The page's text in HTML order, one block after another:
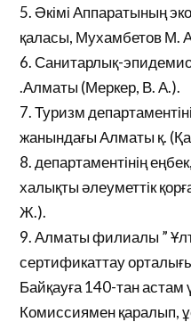
5. Әкімі Аппаратының
қаласы, Мухамбетов М.
6. Санитарлық-
.Алматы (Меркер, В. А.).
7. Туризм
жанындағы Алматы қ.
8. департаментінің
халықты әлеуметтік
Ж.).
9. Алматы филиалы ”
сертификаттау
Байқауға 140-тан астам
Комиссиямен қаралып,